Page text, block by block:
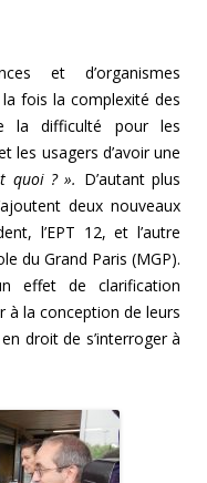
et d’organismes
fois la complexité des
la difficulté pour les
les usagers d’avoir une
quoi ? ». D’autant plus
deux nouveaux
l’EPT 12, et l’autre
du Grand Paris (MGP).
effet de clarification
à la conception de leurs
droit de s’interroger à